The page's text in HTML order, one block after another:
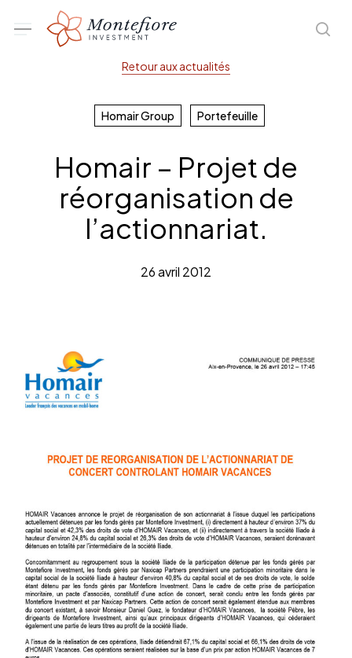
Menu
Retour aux actualités
Homair Group Portefeuille
Homair – Projet de
réorganisation de
l’actionnariat.
26 avril 2012